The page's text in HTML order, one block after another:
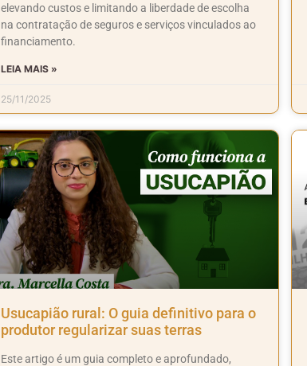
elevando custos e limitando a liberdade de escolha
na contratação de seguros e serviços vinculados ao
financiamento.
LEIA MAIS »
25/11/2025
Usucapião rural: O guia definitivo para o
produtor regularizar suas terras
Este artigo é um guia completo e aprofundado,